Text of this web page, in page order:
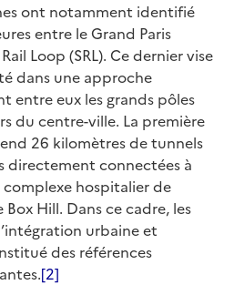
ont notamment identifié
entre le Grand Paris
Loop (SRL). Ce dernier vise
dans une approche
entre eux les grands pôles
du centre-ville. La première
26 kilomètres de tunnels
directement connectées à
complexe hospitalier de
Hill. Dans ce cadre, les
urbaine et
des références
[2]